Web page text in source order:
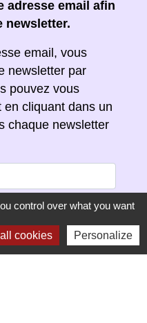
adresse email afin
newsletter.
email, vous
newsletter par
pouvez vous
cliquant dans un
chaque newsletter
control over what you want
cookies Personalize